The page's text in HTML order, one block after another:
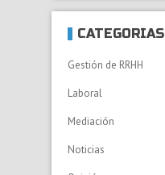
CATEGORÍAS
Gestión de RRHH
Laboral
Mediación
Noticias